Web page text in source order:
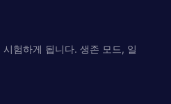
험하게 됩니다. 생존 모드, 일